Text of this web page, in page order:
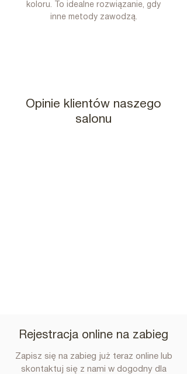
koloru. To idealne rozwiązanie, gdy
inne metody zawodzą.
Opinie klientów naszego
salonu
Rejestracja online na zabieg
Zapisz się na zabieg już teraz online lub
skontaktuj się z nami w dogodny dla